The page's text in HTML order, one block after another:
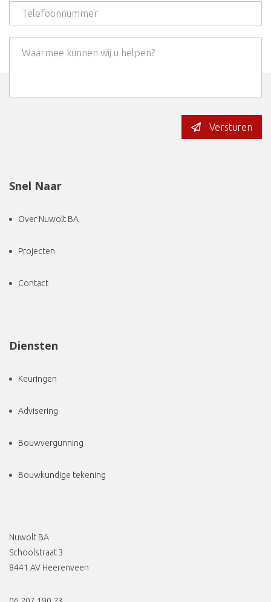
Versturen
Snel Naar
Over Nuwolt BA
Projecten
Contact
Diensten
Keuringen
Advisering
Bouwvergunning
Bouwkundige tekening
Nuwolt BA
Schoolstraat 3
8441 AV Heerenveen